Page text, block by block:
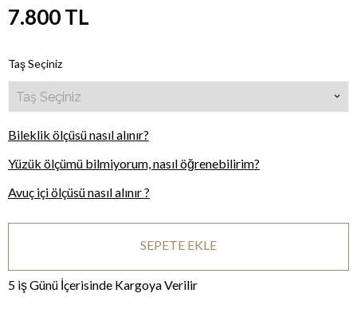
7.800TL
Taş Seçiniz
Bileklik ölçüsü nasıl alınır?
Yüzük ölçümü bilmiyorum, nasıl öğrenebilirim?
Avuç içi ölçüsü nasıl alınır ?
SEPETE EKLE
5 iş Günü İçerisinde Kargoya Verilir